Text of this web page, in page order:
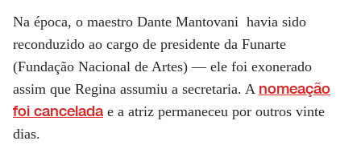
Na época, o maestro Dante Mantovani havia sido
reconduzido ao cargo de presidente da Funarte
(Fundação Nacional de Artes) — ele foi exonerado
assim que Regina assumiu a secretaria. A nomeação
foi cancelada e a atriz permaneceu por outros vinte
dias.